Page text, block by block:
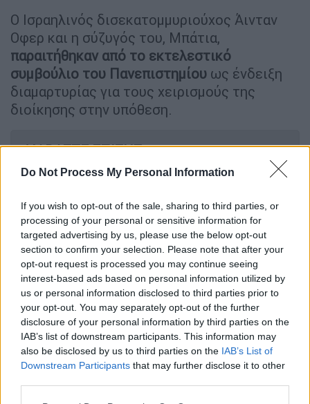
Do Not Process My Personal Information
If you wish to opt-out of the sale, sharing to third parties, or
processing of your personal or sensitive information for
targeted advertising by us, please use the below opt-out
section to confirm your selection. Please note that after your
opt-out request is processed you may continue seeing
interest-based ads based on personal information utilized by
us or personal information disclosed to third parties prior to
your opt-out. You may separately opt-out of the further
disclosure of your personal information by third parties on the
IAB’s list of downstream participants. This information may
also be disclosed by us to third parties on the IAB’s List of
Downstream Participants that may further disclose it to other
Ο Ισραηλινός δισεκατομμυριούχος Άινταν
Οφερ και η σύζυγός του, Μπάτια,
παραιτήθηκαν από το εκτελεστικό
συμβούλιο του Πανεπιστημίου ως ένδειξη
διαμαρτυρίας για τους χειρισμούς της
διοίκησης στην υπόθεση.
ΔΙΑΒΑΣΤΕ ΕΠΙΣΗΣ
Κόσμος 14.10.2023 12:22
Η Χαμάς δημοσίευσε βίντεο
προπαγάνδας: Οι «μαχητές» της
φροντίζουν αιχμάλωτα παιδιά από το
Ισραήλ
Κόσμος|14.10.2023 09:37
Ο Σωτήρης Δανέζης περιγράφει την
επίθεση στη Σντερότ - «Ακούγαμε τον
εφιαλτικό ήχο, λίγα μέτρα θα
μπορούσαν να αποβούν μοιραία»